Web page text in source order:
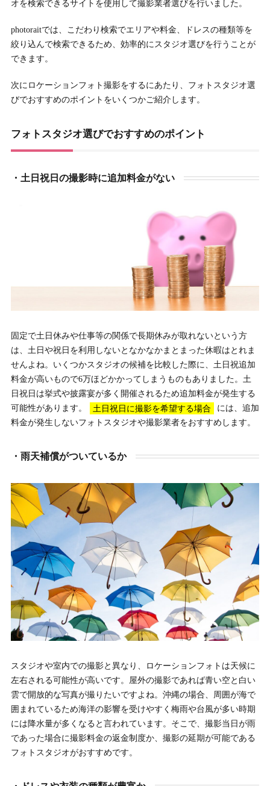
オを検索できるサイトを使用して撮影業者選びを行いました。
photoraitでは、こだわり検索でエリアや料金、ドレスの種類等を
絞り込んで検索できるため、効率的にスタジオ選びを行うことが
できます。
次にロケーションフォト撮影をするにあたり、フォトスタジオ選
びでおすすめのポイントをいくつかご紹介します。
フォトスタジオ選びでおすすめのポイント
・土日祝日の撮影時に追加料金がない
固定で土日休みや仕事等の関係で長期休みが取れないという方
は、土日や祝日を利用しないとなかなかまとまった休暇はとれま
せんよね。いくつかスタジオの候補を比較した際に、土日祝追加
料金が高いもので6万ほどかかってしまうものもありました。土
日祝日は挙式や披露宴が多く開催されるため追加料金が発生する
可能性があります。
土日祝日に撮影を希望する場合
には、追加
料金が発生しないフォトスタジオや撮影業者をおすすめします。
・雨天補償がついているか
スタジオや室内での撮影と異なり、ロケーションフォトは天候に
左右される可能性が高いです。屋外の撮影であれば青い空と白い
雲で開放的な写真が撮りたいですよね。沖縄の場合、周囲が海で
囲まれているため海洋の影響を受けやすく梅雨や台風が多い時期
には降水量が多くなると言われています。そこで、撮影当日が雨
であった場合に撮影料金の返金制度か、撮影の延期が可能である
フォトスタジオがおすすめです。